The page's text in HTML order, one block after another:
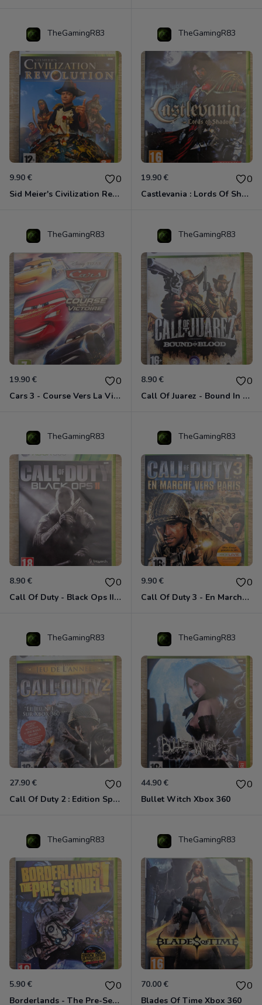
TheGamingR83
9.90 € 0
Sid Meier's Civilization Revolution Xbox 360
TheGamingR83
19.90 € 0
Castlevania : Lords Of Shadow Xbox 360
TheGamingR83
19.90 € 0
Cars 3 - Course Vers La Victoire Xbox 360
TheGamingR83
8.90 € 0
Call Of Juarez - Bound In Blood Xbox 360
TheGamingR83
8.90 € 0
Call Of Duty - Black Ops II Xbox 360
TheGamingR83
9.90 € 0
Call Of Duty 3 - En Marche Vers Paris Xbox 360
TheGamingR83
27.90 € 0
Call Of Duty 2 : Edition Spéciale Xbox 360 GOTY
TheGamingR83
44.90 € 0
Bullet Witch Xbox 360
TheGamingR83
5.90 € 0
Borderlands - The Pre-Sequel ! Xbox 360
TheGamingR83
70.00 € 0
Blades Of Time Xbox 360